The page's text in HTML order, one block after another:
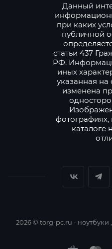
Данный
при каких
публичной
статьи 437
РФ.
иных
указанная на
изменена
фотографиях,
каталоге
2026 © torg-pc.ru -